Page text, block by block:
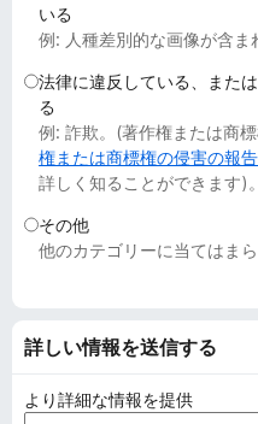
いる
例: 人種差別的な画像が含ま
法律に違反している、また
る
例: 詐欺。(著作権または商
権または商標権の侵害の報
詳しく知ることができます)。
その他
他のカテゴリーに当てはまら
詳しい情報を送信する
より詳細な情報を提供